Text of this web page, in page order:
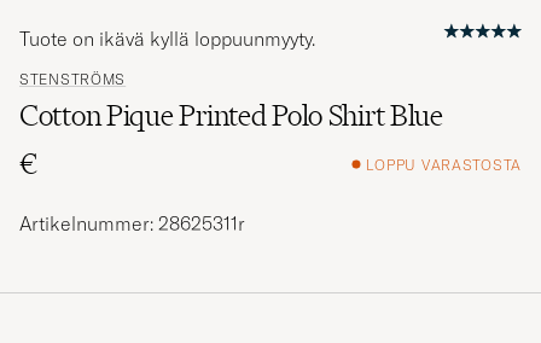
STENSTRÖMS
Cotton Pique Printed Polo Shirt Blue
€
LOPPU VARASTOSTA
Tuote on ikävä kyllä loppuunmyyty.
Artikelnummer: 28625311r